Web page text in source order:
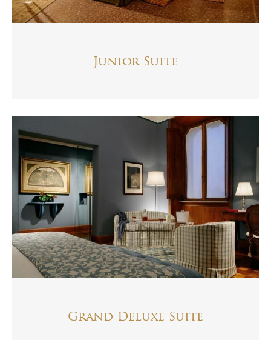
Junior Suite
Grand Deluxe Suite